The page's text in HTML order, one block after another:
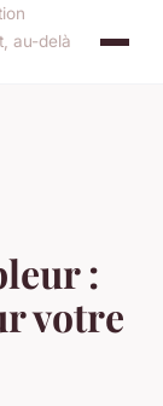
au-delà
:
votre